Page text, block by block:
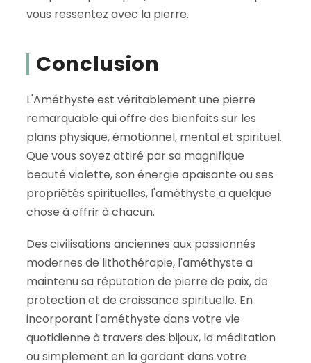
vous ressentez avec la pierre.
Conclusion
L'Améthyste est véritablement une pierre
remarquable qui offre des bienfaits sur les
plans physique, émotionnel, mental et spirituel.
Que vous soyez attiré par sa magnifique
beauté violette, son énergie apaisante ou ses
propriétés spirituelles, l'améthyste a quelque
chose à offrir à chacun.
Des civilisations anciennes aux passionnés
modernes de lithothérapie, l'améthyste a
maintenu sa réputation de pierre de paix, de
protection et de croissance spirituelle. En
incorporant l'améthyste dans votre vie
quotidienne à travers des bijoux, la méditation
ou simplement en la gardant dans votre